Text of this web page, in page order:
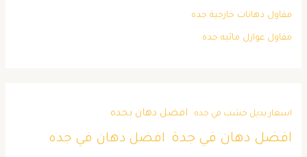
مقاول دهانات خارجية جده
مقاول عوازل مائيه جده
اسعار بديل خشب في جده افضل دهان بجده
افضل دهان في جدة افضل دهان في جده